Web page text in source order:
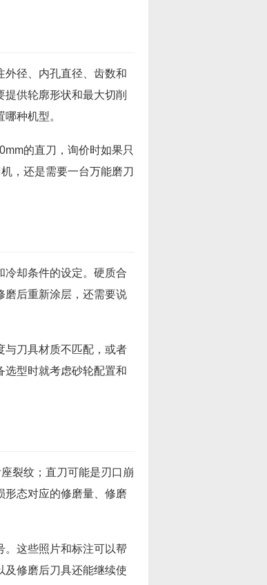
外径、内孔直径、齿数和
供轮廓形状和最大切削
种机型。
的直刀，询价时如果只
，还是需要一台万能磨刀
冷却条件的设定。硬质合
磨后重新涂层，还需要说
与刀具材质不匹配，或者
选型时就考虑砂轮配置和
裂纹；直刀可能是刃口崩
形态对应的修磨量、修磨
。这些照片和标注可以帮
及修磨后刀具还能继续使